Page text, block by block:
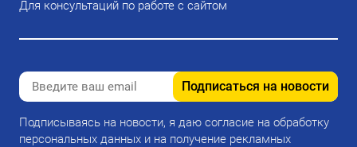
Для консультаций по работе с сайтом
Подписаться на новости
Подписываясь на новости, я даю согласие на обработку
персональных данных и на получение рекламных